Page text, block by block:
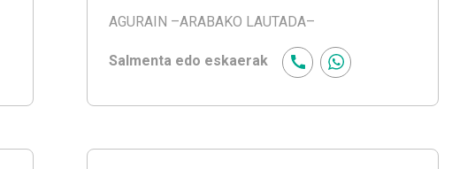
AGURAIN –ARABAKO LAUTADA–
Salmenta edo eskaerak